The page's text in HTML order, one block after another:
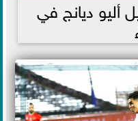
أليو ديانج في